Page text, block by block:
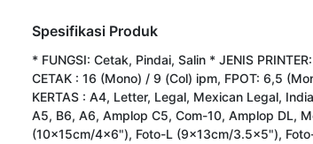
Spesifikasi Produk
* FUNGSI: Cetak, Pindai, Salin * JENIS
CETAK : 16 (Mono) / 9 (Col) ipm, FPOT: 6,5
KERTAS : A4, Letter, Legal, Mexican Legal,
A5, B6, A6, Amplop C5, Com-10, Amplop DL,
(10x15cm/4x6"), Foto-L (9x13cm/3.5x5"),